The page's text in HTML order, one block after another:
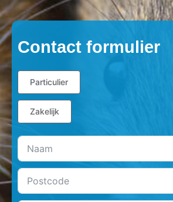
Contact formulier
Particulier
Zakelijk